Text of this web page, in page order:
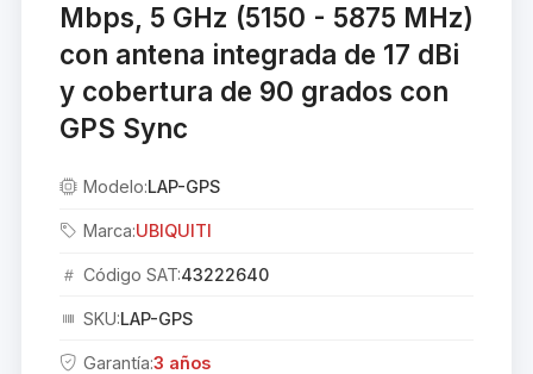
Mbps, 5 GHz (5150 - 5875 MHz)
con antena integrada de 17 dBi
y cobertura de 90 grados con
GPS Sync
Modelo:LAP-GPS
Marca:UBIQUITI
Código SAT:43222640
SKU:LAP-GPS
Garantía:3 años